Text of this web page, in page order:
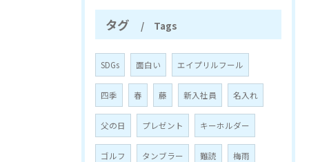
タグ Tags
SDGs 面白い エイプリルフール
四季 春 藤 新入社員 名入れ
父の日 プレゼント キーホルダー
ゴルフ タンブラー 難読 梅雨